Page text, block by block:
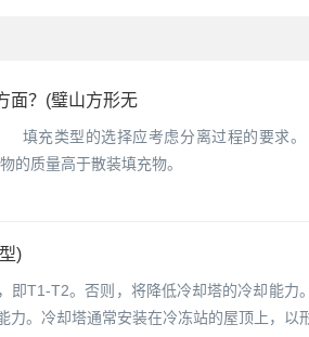
面？(璧山方形无
填充类型的选择应考虑分离过程的要求
的质量高于散装填充物。
)
即T1-T2。否则，将降低冷却塔的冷却能力
力。冷却塔通常安装在冷冻站的屋顶上，以